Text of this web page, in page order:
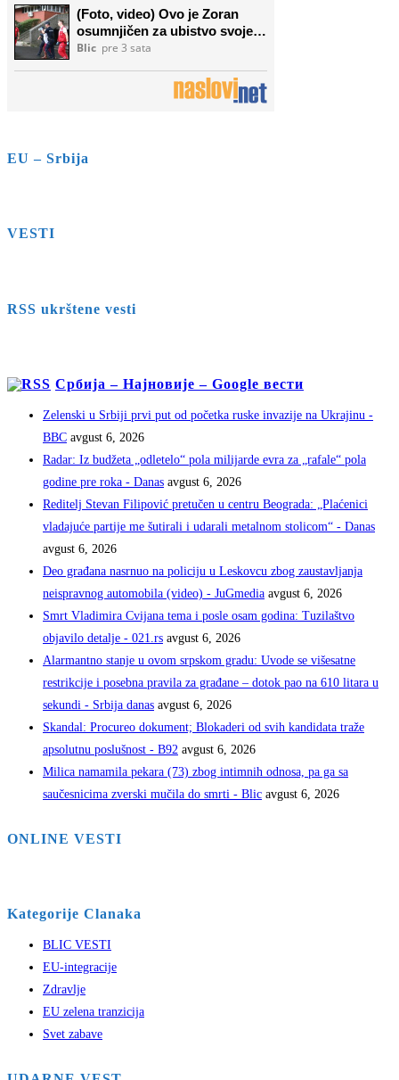
EU – Srbija
VESTI
RSS ukrštene vesti
Србија – Најновије – Google вести
Zelenski u Srbiji prvi put od početka ruske invazije na Ukrajinu -
BBC avgust 6, 2026
Radar: Iz budžeta „odletelo“ pola milijarde evra za „rafale“ pola
godine pre roka - Danas avgust 6, 2026
Reditelj Stevan Filipović pretučen u centru Beograda: „Plaćenici
vladajuće partije me šutirali i udarali metalnom stolicom“ - Danas
avgust 6, 2026
Deo građana nasrnuo na policiju u Leskovcu zbog zaustavljanja
neispravnog automobila (video) - JuGmedia avgust 6, 2026
Smrt Vladimira Cvijana tema i posle osam godina: Tuzilaštvo
objavilo detalje - 021.rs avgust 6, 2026
Alarmantno stanje u ovom srpskom gradu: Uvode se višesatne
restrikcije i posebna pravila za građane – dotok pao na 610 litara u
sekundi - Srbija danas avgust 6, 2026
Skandal: Procureo dokument; Blokaderi od svih kandidata traže
apsolutnu poslušnost - B92 avgust 6, 2026
Milica namamila pekara (73) zbog intimnih odnosa, pa ga sa
saučesnicima zverski mučila do smrti - Blic avgust 6, 2026
ONLINE VESTI
Kategorije Clanaka
BLIC VESTI
EU-integracije
Zdravlje
EU zelena tranzicija
Svet zabave